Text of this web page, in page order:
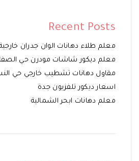
Recent Posts
معلم طلاء دهانات الوان جدران
معلم ديكور شاشات مودرن حي
مقاول دهانات تشطيب خارجي حي
اسعار ديكور تلفزيون جدة
معلم دهانات ابحر الشمالية